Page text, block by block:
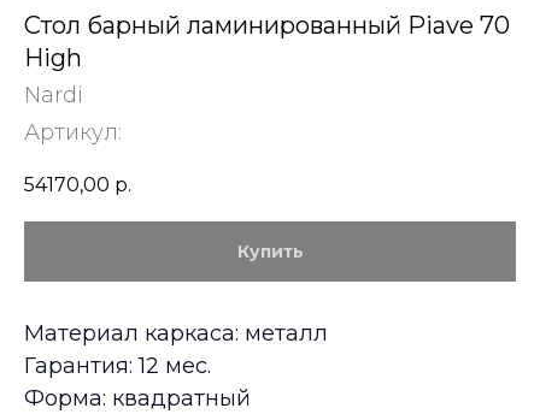
Стол барный ламинированный Piave 70
High
Nardi
Артикул:
54170,00 р.
Купить
Материал каркаса: металл
Гарантия: 12 мес.
Форма: квадратный